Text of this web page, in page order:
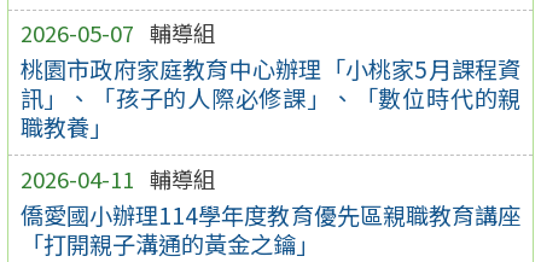
2026-05-07 輔導組
桃園市政府家庭教育中心辦理「小桃家5月課程資
訊」、「孩子的人際必修課」、「數位時代的親
職教養」
2026-04-11 輔導組
僑愛國小辦理114學年度教育優先區親職教育講座
「打開親子溝通的黃金之鑰」